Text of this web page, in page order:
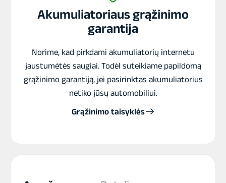
Akumuliatoriaus grąžinimo
garantija
Norime, kad pirkdami akumuliatorių internetu
jaustumėtės saugiai. Todėl suteikiame papildomą
grąžinimo garantiją, jei pasirinktas akumuliatorius
netiko jūsų automobiliui.
Grąžinimo taisyklės